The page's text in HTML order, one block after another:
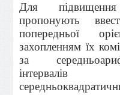
Для
пропонують
попередньої
захопленням їх
за
інтервалів